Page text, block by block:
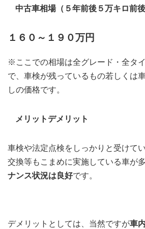
中古車相場（５年前後５万キロ前後
１６０～１９０万円
※ここでの相場は全グレード・全タ
で、車検が残っているもの若しくは
しの価格です。
メリットデメリット
車検や法定点検をしっかりと受けて
交換等もこまめに実施している車が
ナンス状況は良好です。
デメリットとしては、当然ですが車